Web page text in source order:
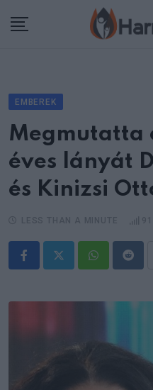
EMBEREK
Megmutatta
éves lányát
és Kinizsi
Whatsapp